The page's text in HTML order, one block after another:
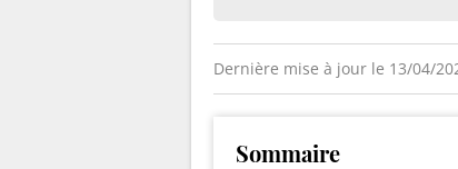
Dernière mise à jour le 13/04/
Sommaire